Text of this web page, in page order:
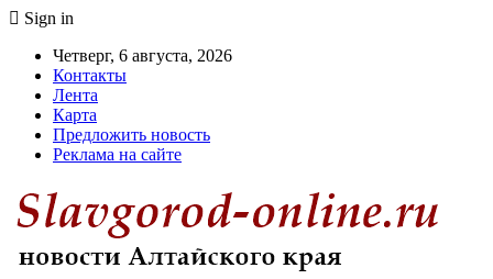
Sign in
Четверг, 6 августа, 2026
Контакты
Лента
Карта
Предложить новость
Реклама на сайте